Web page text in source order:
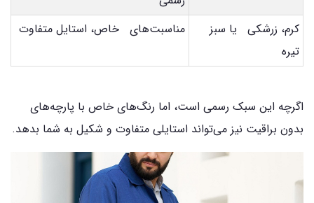
کرم، زرشکی یا سبز
تیره
مناسبت‌های خاص، استایل متفاوت
اگرچه این سبک رسمی است، اما رنگ‌های خاص با پارچه‌های
بدون براقیت نیز می‌تواند استایلی متفاوت و شکیل به شما بدهد.